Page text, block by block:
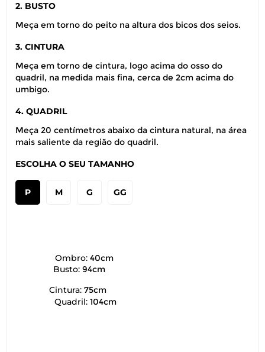
2. BUSTO
Meça em torno do peito na altura dos bicos dos seios.
3. CINTURA
Meça em torno de cintura, logo acima do osso do
quadril, na medida mais fina, cerca de 2cm acima do
umbigo.
4. QUADRIL
Meça 20 centímetros abaixo da cintura natural, na área
mais saliente da região do quadril.
ESCOLHA O SEU TAMANHO
P M G GG
Ombro: 40cm
Busto: 94cm
Cintura: 75cm
Quadril: 104cm